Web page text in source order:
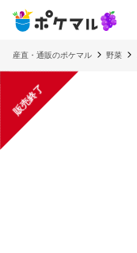
産直・通販のポケマル 野菜
販売終了